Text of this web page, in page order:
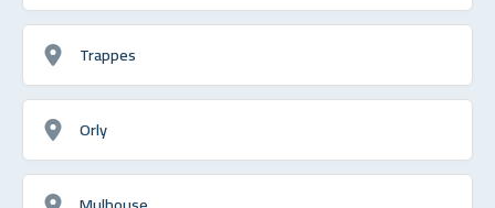
Trappes
Orly